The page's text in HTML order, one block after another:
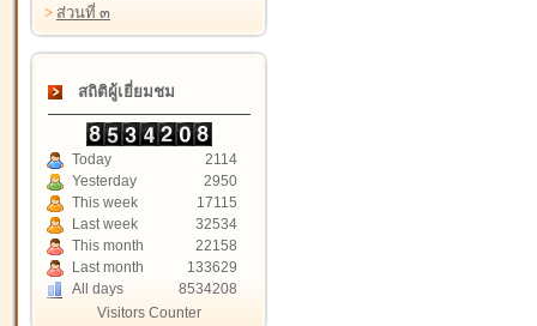
> ส่วนที่ ๓
สถิติผู้เยี่ยมชม
Today
2114
Yesterday
2950
This week
17115
Last week
32534
This month
22158
Last month
133629
All days
8534208
Visitors Counter